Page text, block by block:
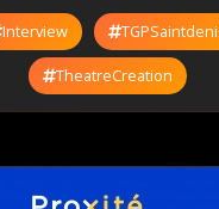
Interview
TheatreCreation